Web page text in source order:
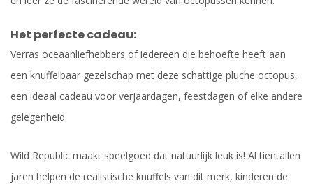
Het perfecte cadeau:
Verras oceaanliefhebbers of iedereen die behoefte heeft aan
een knuffelbaar gezelschap met deze schattige pluche octopus,
een ideaal cadeau voor verjaardagen, feestdagen of elke andere
gelegenheid.
Wild Republic maakt speelgoed dat natuurlijk leuk is! Al tientallen
jaren helpen de realistische knuffels van dit merk, kinderen de